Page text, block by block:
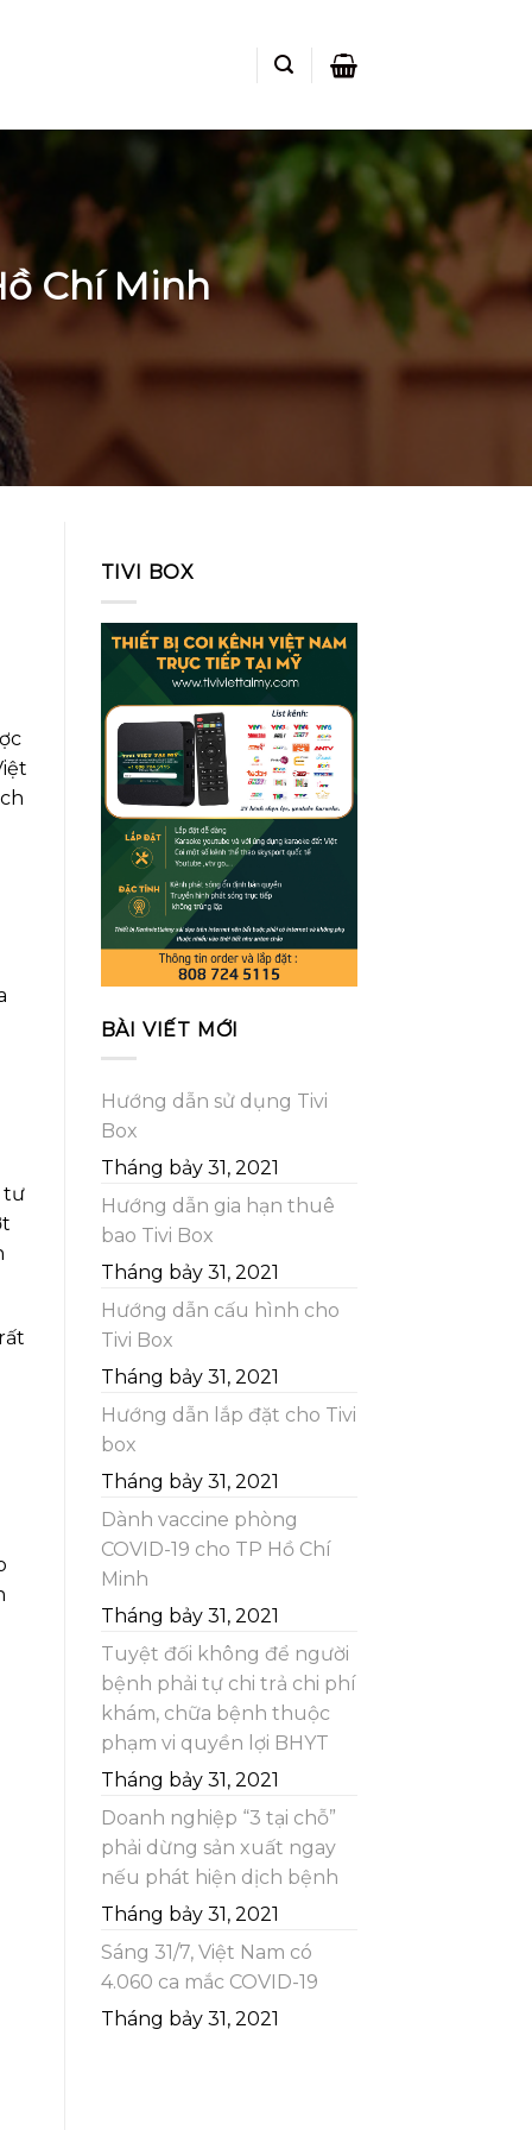
Chí Minh
tư
TIVI BOX
BÀI VIẾT MỚI
Hướng dẫn sử dụng Tivi
Box
Tháng bảy 31, 2021
Hướng dẫn gia hạn thuê
bao Tivi Box
Tháng bảy 31, 2021
Hướng dẫn cấu hình cho
Tivi Box
Tháng bảy 31, 2021
Hướng dẫn lắp đặt cho Tivi
box
Tháng bảy 31, 2021
Dành vaccine phòng
COVID-19 cho TP Hồ Chí
Minh
Tháng bảy 31, 2021
Tuyệt đối không để người
bệnh phải tự chi trả chi phí
khám, chữa bệnh thuộc
phạm vi quyền lợi BHYT
Tháng bảy 31, 2021
Doanh nghiệp “3 tại chỗ”
phải dừng sản xuất ngay
nếu phát hiện dịch bệnh
Tháng bảy 31, 2021
Sáng 31/7, Việt Nam có
4.060 ca mắc COVID-19
Tháng bảy 31, 2021